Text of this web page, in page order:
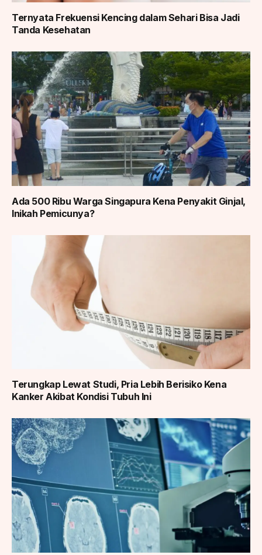
Ternyata Frekuensi Kencing dalam Sehari Bisa Jadi
Tanda Kesehatan
Ada 500 Ribu Warga Singapura Kena Penyakit Ginjal,
Inikah Pemicunya?
Terungkap Lewat Studi, Pria Lebih Berisiko Kena
Kanker Akibat Kondisi Tubuh Ini